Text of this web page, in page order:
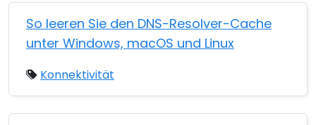
So leeren Sie den DNS-Resolver-Cache
unter Windows, macOS und Linux
Konnektivität